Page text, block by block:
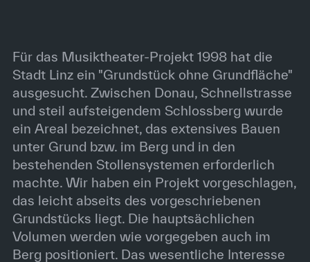
Für das Musiktheater-Projekt 1998 hat die
Stadt Linz ein "Grundstück ohne Grundfläche"
ausgesucht. Zwischen Donau, Schnellstrasse
und steil aufsteigendem Schlossberg wurde
ein Areal bezeichnet, das extensives Bauen
unter Grund bzw. im Berg und in den
bestehenden Stollensystemen erforderlich
machte. Wir haben ein Projekt vorgeschlagen,
das leicht abseits des vorgeschriebenen
Grundstücks liegt. Die hauptsächlichen
Volumen werden wie vorgegeben auch im
Berg positioniert. Das wesentliche Interesse